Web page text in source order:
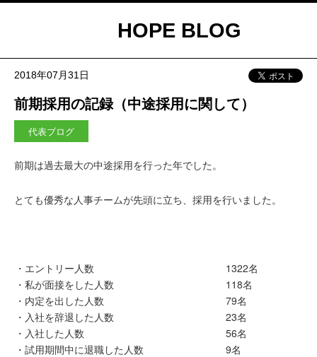
HOPE BLOG
2018年07月31日
前期採用の記録（中途採用に関して）
代表ブログ
前期は過去最大の中途採用を行った年でした。
とても優秀な人事チームが先頭に立ち、採用を行いました。
・エントリー人数
1322名
・私が面接をした人数
118名
・内定を出した人数
79名
・入社を辞退した人数
23名
・入社した人数
56名
・試用期間中に退職した人数
9名